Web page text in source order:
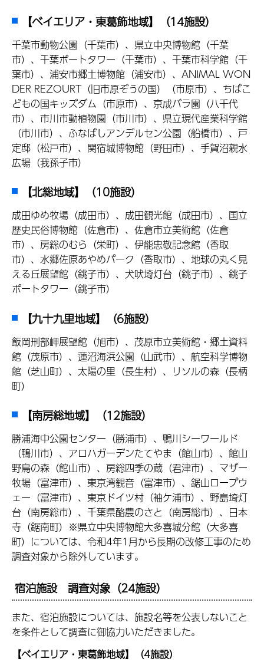
【ベイエリア・東葛飾地域】（14施設）
千葉市動物公園（千葉市）、県立中央博物館（千葉
市）、千葉ポートタワー（千葉市）、千葉市科学館（千
葉市）、浦安市郷土博物館（浦安市）、ANIMAL WON
DER REZOURT（旧市原ぞうの国）（市原市）、ちばこ
どもの国キッズダム（市原市）、京成バラ園（八千代
市）、市川市動植物園（市川市）、県立現代産業科学館
（市川市）、ふなばしアンデルセン公園（船橋市）、戸
定邸（松戸市）、関宿城博物館（野田市）、手賀沼親水
広場（我孫子市）
【北総地域】（10施設）
成田ゆめ牧場（成田市）、成田観光館（成田市）、国立
歴史民俗博物館（佐倉市）、佐倉市立美術館（佐倉
市）、房総のむら（栄町）、伊能忠敬記念館（香取
市）、水郷佐原あやめパーク（香取市）、地球の丸く見
える丘展望館（銚子市）、犬吠埼灯台（銚子市）、銚子
ポートタワー（銚子市）
【九十九里地域】（6施設）
飯岡刑部岬展望館（旭市）、茂原市立美術館・郷土資料
館（茂原市）、蓮沼海浜公園（山武市）、航空科学博物
館（芝山町）、太陽の里（長生村）、リソルの森（長柄
町）
【南房総地域】（12施設）
勝浦海中公園センター（勝浦市）、鴨川シーワールド
（鴨川市）、アロハガーデンたてやま（館山市）、館山
野鳥の森（館山市）、房総四季の蔵（君津市）、マザー
牧場（富津市）、東京湾観音（富津市）、鋸山ロープウ
ェー（富津市）、東京ドイツ村（袖ケ浦市）、野島埼灯
台（南房総市）、千葉県酪農のさと（南房総市）、日本
寺（鋸南町）※県立中央博物館大多喜城分館（大多喜
町）については、令和4年1月から長期の改修工事のため
調査対象から除外しています。
宿泊施設 調査対象（24施設）
また、宿泊施設については、施設名等を公表しないこと
を条件として調査に御協力いただきました。
【ベイエリア・東葛飾地域】（4施設）